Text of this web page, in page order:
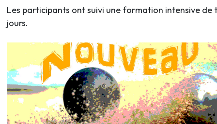
Les participants ont suivi une formation intensive de
jours.